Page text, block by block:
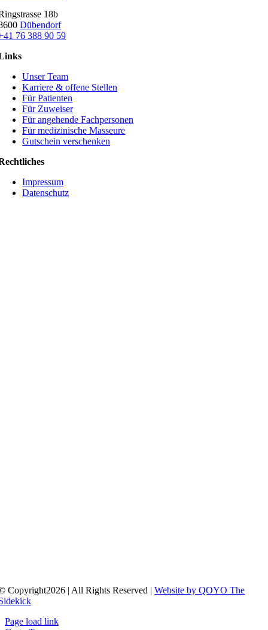
18b
Dübendorf
76 388 90 59
Unser Team
Karriere & offene Stellen
Für Patienten
Für Zuweiser
Für angehende Fachpersonen
Für medizinische Masseure
Gutschein verschenken
Impressum
Datenschutz
Copyright2026 | All Rights Reserved |Website by QOYO The
Page load link